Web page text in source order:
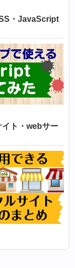
・JavaScript
イト・webサー